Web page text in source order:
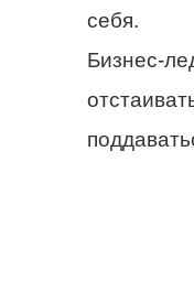
себя.
Бизнес-